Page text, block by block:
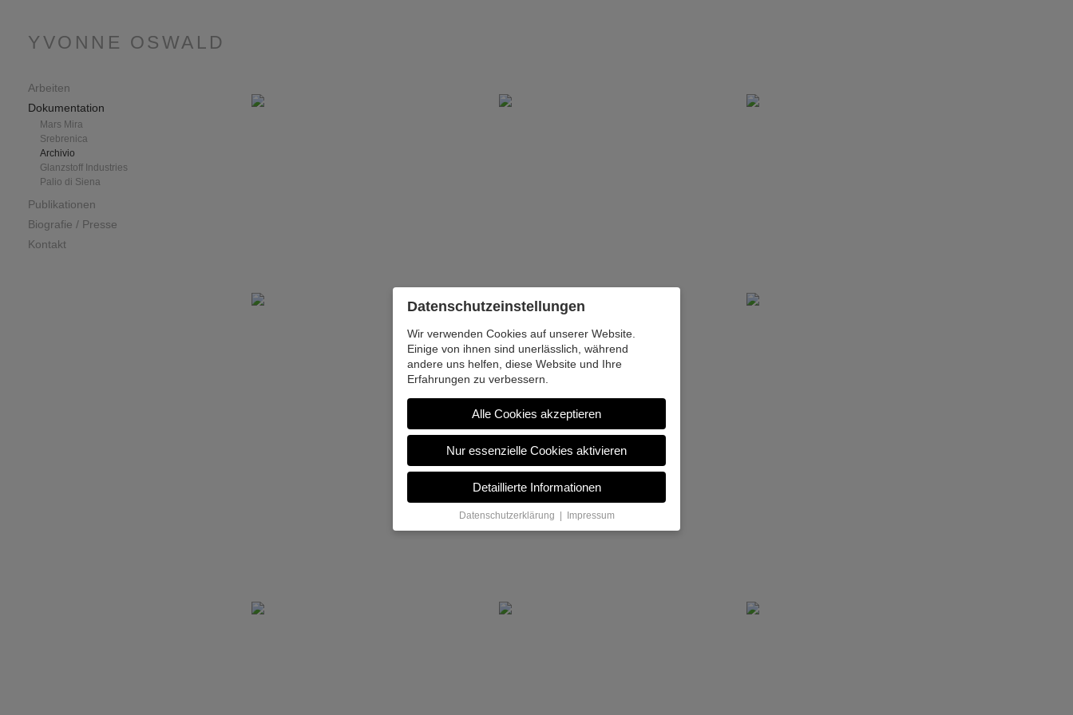
YVONNE OSWALD
Arbeiten
Dokumentation
Mars Mira
Srebrenica
Archivio
Glanzstoff Industries
Palio di Siena
Publikationen
Biografie / Presse
Kontakt
Datenschutz­einstellungen
Wir verwenden Cookies auf unserer Website.
Einige von ihnen sind unerlässlich, während
andere uns helfen, diese Website und Ihre
Erfahrungen zu verbessern.
Alle Cookies akzeptieren
Nur essenzielle Cookies aktivieren
Detaillierte Informationen
Datenschutzerklärung | Impressum